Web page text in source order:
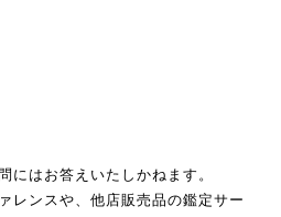
にはお答えいたしかねます。
レンスや、他店販売品の鑑定サー